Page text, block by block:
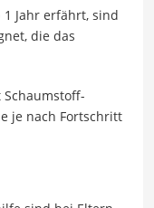
Jahr erfährt, sind
die das
je nach Fortschritt